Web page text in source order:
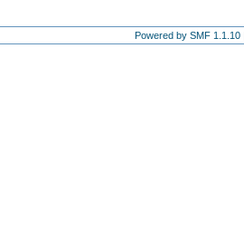
Powered by SMF 1.1.10